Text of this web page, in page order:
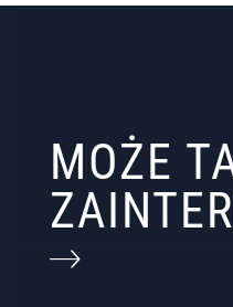
MOŻE